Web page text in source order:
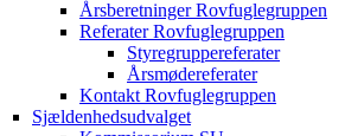
Årsberetninger Rovfuglegruppen
Referater Rovfuglegruppen
Styregruppereferater
Årsmødereferater
Kontakt Rovfuglegruppen
Sjældenhedsudvalget